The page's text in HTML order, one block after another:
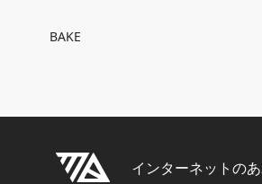
Breadcrumb
BAKE
インターネットの